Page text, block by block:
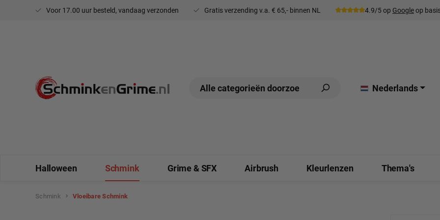
Ga naar de hoofdnavigatie
Voor 17.00 uur besteld, vandaag verzonden Gratis verzending v.a. € 65,- binnen NL 4.9/5 op Googleop
Nederlands
Halloween Schmink Grime & SFX Airbrush Kleurlenzen Thema's
Schmink Vloeibare Schmink